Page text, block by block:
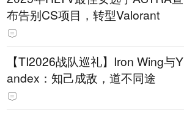
布告别CS项目，转型Valorant
【TI2026战队巡礼】Iron Wing与Y
andex：知己成敌，道不同途